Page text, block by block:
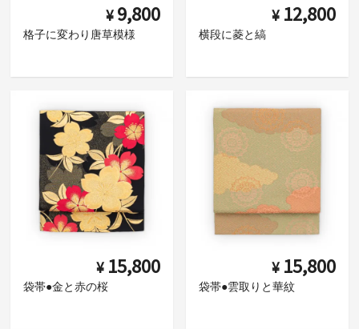
¥ 9,800
格子に変わり唐草模様
¥ 12,800
横段に菱と縞
¥ 15,800
袋帯●金と赤の桜
¥ 15,800
袋帯●雲取りと華紋